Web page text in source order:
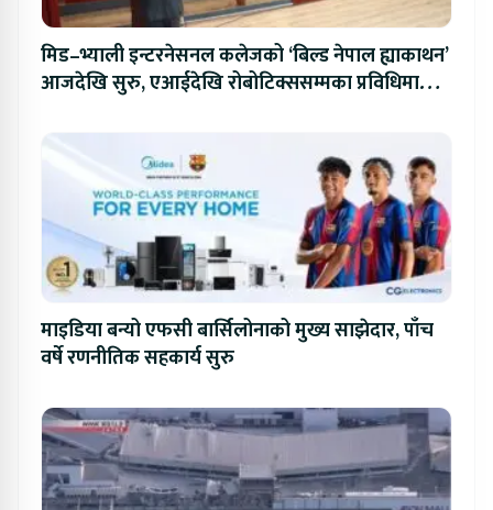
मिड–भ्याली इन्टरनेसनल कलेजको ‘बिल्ड नेपाल ह्याकाथन’
आजदेखि सुरु, एआईदेखि रोबोटिक्ससम्मका प्रविधिमा
माइडिया बन्यो एफसी बार्सिलोनाको मुख्य साझेदार, पाँच
वर्षे रणनीतिक सहकार्य सुरु